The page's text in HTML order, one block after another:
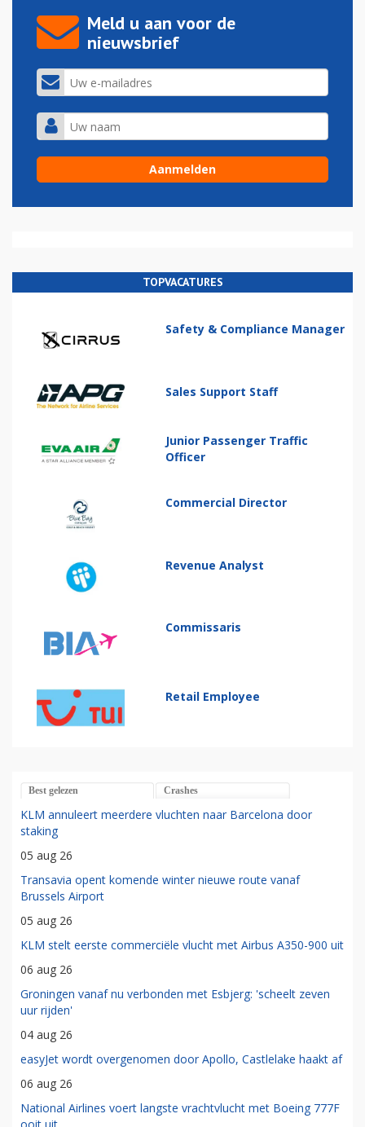
Meld u aan voor de
nieuwsbrief
TOPVACATURES
Safety & Compliance Manager
Sales Support Staff
Junior Passenger Traffic
Officer
Commercial Director
Revenue Analyst
Commissaris
Retail Employee
Best gelezen Crashes
KLM annuleert meerdere vluchten naar Barcelona door
staking
05 aug 26
Transavia opent komende winter nieuwe route vanaf
Brussels Airport
05 aug 26
KLM stelt eerste commerciële vlucht met Airbus A350-900 uit
06 aug 26
Groningen vanaf nu verbonden met Esbjerg: 'scheelt zeven
uur rijden'
04 aug 26
easyJet wordt overgenomen door Apollo, Castlelake haakt af
06 aug 26
National Airlines voert langste vrachtvlucht met Boeing 777F